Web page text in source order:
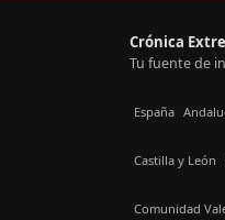
Crónica
Tu fuente de
España
Castilla y León
Comunidad